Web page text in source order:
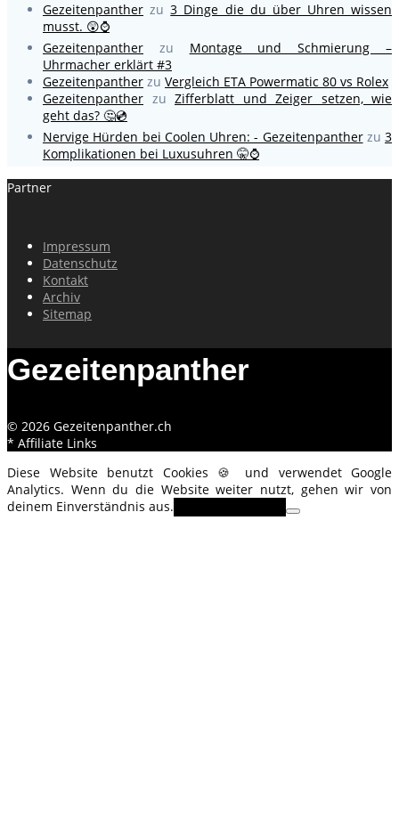
Gezeitenpanther zu3 Dinge die du über Uhren wissen
musst. 😲⌚
Gezeitenpanther zu Montage und Schmierung –
Uhrmacher erklärt #3
Gezeitenpanther zu Vergleich ETA Powermatic 80 vs Rolex
Gezeitenpanther zu Zifferblatt und Zeiger setzen, wie
geht das? 🤔💿
Nervige Hürden bei Coolen Uhren: - Gezeitenpantherzu 3
Komplikationen bei Luxusuhren 🤫⌚
Partner
Impressum
Datenschutz
Kontakt
Archiv
Sitemap
Gezeitenpanther
© 2026 Gezeitenpanther.ch
* Affiliate Links
Diese Website benutzt Cookies 🍪 und verwendet Google
Analytics. Wenn du die Website weiter nutzt, gehen wir von
deinem Einverständnis aus.